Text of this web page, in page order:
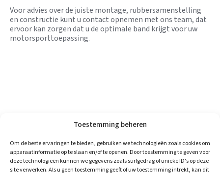
Toestemming beheren
Om de beste ervaringen te bieden, gebruiken we technologieën zoals cookies om
apparaatinformatie op te slaan en/of te openen. Door toestemming te geven voor
deze technologieën kunnen we gegevens zoals surfgedrag of unieke ID's op deze
site verwerken. Als u geen toestemming geeft of uw toestemming intrekt, kan dit
Voor advies over de juiste montage, rubbersamenstelling
en constructie kunt u contact opnemen met ons team, dat
ervoor kan zorgen dat u de optimale band krijgt voor uw
motorsporttoepassing.